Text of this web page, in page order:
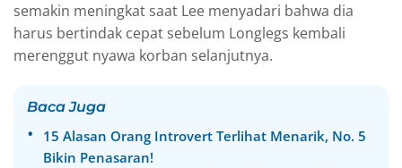
semakin meningkat saat Lee menyadari bahwa dia
harus bertindak cepat sebelum Longlegs kembali
merenggut nyawa korban selanjutnya.
Baca Juga
15 Alasan Orang Introvert Terlihat Menarik, No. 5
Bikin Penasaran!